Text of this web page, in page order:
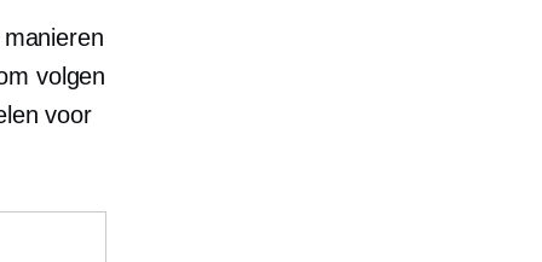
volgen
voor